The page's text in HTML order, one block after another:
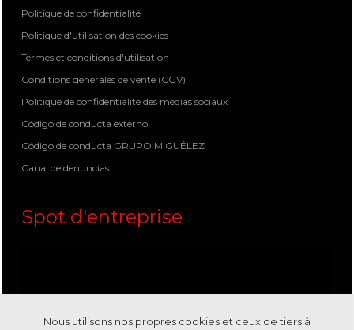
Politique de confidentialité
Politique d'utilisation des cookies
Termes et conditions d'utilisation
Conditions générales de vente (CGV)
Politique de confidentialité des médias sociaux
Código de conducta externo
Código de conducta GRUPO MIGUÉLEZ
Canal de denuncias
Spot d'entreprise
Nous utilisons nos propres cookies et ceux de tiers à